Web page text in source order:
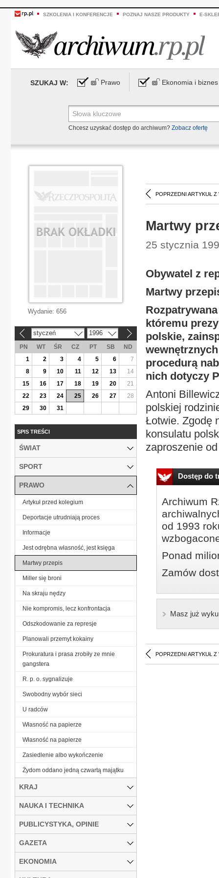
SZKOLENIA I KONFERENCJE POZNAJ NASZE PRODUKTY E-
SZUKAJ W: Prawo Ekonomia i biznes
Chcesz uzyskać dostęp do archiwum? Zobacz ofertę
POPRZEDNI ARTYKUŁ Z
Martwy
25 stycznia
Obywatel z
Martwy
któremu
polskie,
procedurą
nich dotyczy
Antoni
polskiej
Łotwie. Zgodę
konsulatu
zaproszenie
Dostęp do
Archiwum
od 1993
Ponad
Zamów
Masz już
POPRZEDNI ARTYKUŁ Z
Wydanie: 656
styczeń 1996
PN WT ŚR CZ PT SB
ND
1
2 3 4 5 6
7
8
9 10 11 12 13
14
15
16 17 18 19 20
21
22
23 24 25 26 27
28
29
30 31
SPIS TREŚCI
ŚWIAT
SPORT
PRAWO
Artykuł przed kolegium
Deportacje utrudniają proces
Informacje
Jest odrębna własność, jest księga
Martwy przepis
Miller się broni
Na skraju nędzy
Nie kompromis, lecz konfrontacja
Odszkodowanie za represje
Planowali przemyt kokainy
Prokuratura i prasa zrobiły ze mnie
gangstera
R. p. o. sygnalizuje
Swobodny wybór sieci
U radców
Własność na papierze
Własność na papierze
Zasiedlenie albo wykończenie
Żydom oddano jedną czwartą majątku
KRAJ
NAUKA I TECHNIKA
PUBLICYSTYKA, OPINIE
GAZETA
EKONOMIA